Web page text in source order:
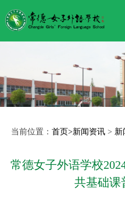
当前位置： 首页>新闻资讯> 新
常德女子外语学校
共基础课